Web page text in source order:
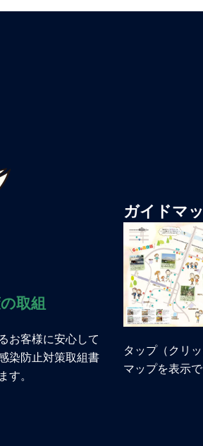
取組
お客様に安心して
染防止対策取組書
す。
ガイドマ
タップ（クリ
マップを表示で